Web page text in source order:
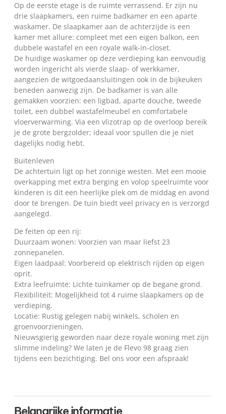
Op de eerste etage is de ruimte verrassend. Er zijn nu
drie slaapkamers, een ruime badkamer en een aparte
waskamer. De slaapkamer aan de achterzijde is een
kamer met allure: compleet met een eigen balkon, een
dubbele wastafel en een royale walk-in-closet.
De huidige waskamer op deze verdieping kan eenvoudig
worden ingericht als vierde slaap- of werkkamer,
aangezien de witgoedaansluitingen ook in de bijkeuken
beneden aanwezig zijn. De badkamer is van alle
gemakken voorzien: een ligbad, aparte douche, tweede
toilet, een dubbel wastafelmeubel en comfortabele
vloerverwarming. Via een vlizotrap op de overloop bereik
je de grote bergzolder; ideaal voor spullen die je niet
dagelijks nodig hebt.
Buitenleven
De achtertuin ligt op het zonnige westen. Met een mooie
overkapping met extra berging en volop speelruimte voor
kinderen is dit een heerlijke plek om de middag en avond
door te brengen. De tuin biedt veel privacy en is verzorgd
aangelegd.
De feiten op een rij:
Duurzaam wonen: Voorzien van maar liefst 23
zonnepanelen.
Eigen laadpaal: Voorbereid op elektrisch rijden op eigen
oprit.
Extra leefruimte: Lichte tuinkamer op de begane grond.
Flexibiliteit: Mogelijkheid tot 4 ruime slaapkamers op de
verdieping.
Locatie: Rustig gelegen nabij winkels, scholen en
groenvoorzieningen.
Nieuwsgierig geworden naar deze royale woning met zijn
slimme indeling? We laten je de Flevo 98 graag zien
tijdens een bezichtiging. Bel ons voor een afspraak!
Belangrijke informatie